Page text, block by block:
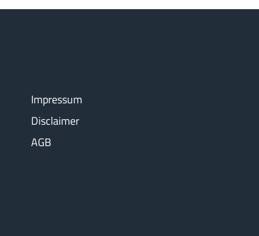
Impressum
Disclaimer
AGB